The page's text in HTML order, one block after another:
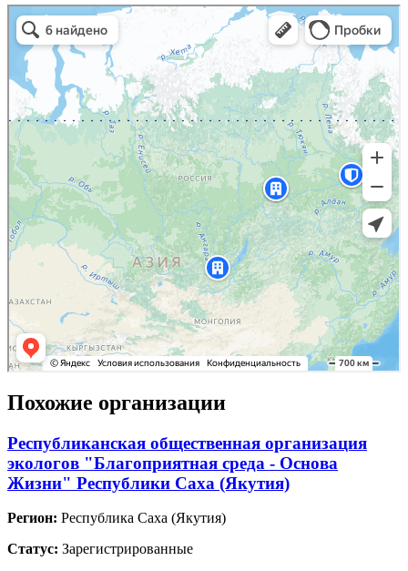
Похожие организации
Республиканская общественная организация
экологов "Благоприятная среда - Основа
Жизни" Республики Саха (Якутия)
Регион: Республика Саха (Якутия)
Статус: Зарегистрированные